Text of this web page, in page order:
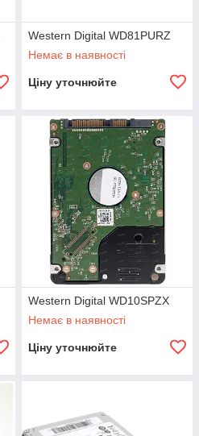
Western Digital WD81PURZ
Немає в наявності
Ціну уточнюйте
Western Digital WD10SPZX
Немає в наявності
Ціну уточнюйте